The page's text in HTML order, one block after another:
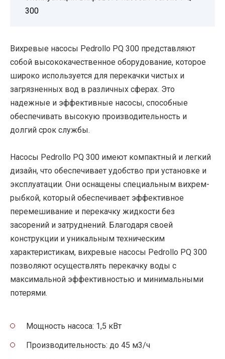
300
Вихревые насосы Pedrollo PQ 300 представляют
собой высококачественное оборудование, которое
широко используется для перекачки чистых и
загрязненных вод в различных сферах. Это
надежные и эффективные насосы, способные
обеспечивать высокую производительность и
долгий срок службы.
Насосы Pedrollo PQ 300 имеют компактный и легкий
дизайн, что обеспечивает удобство при установке и
эксплуатации. Они оснащены специальным вихрем-
рыбкой, который обеспечивает эффективное
перемешивание и перекачку жидкости без
засорений и затруднений. Благодаря своей
конструкции и уникальным техническим
характеристикам, вихревые насосы Pedrollo PQ 300
позволяют осуществлять перекачку воды с
максимальной эффективностью и минимальными
потерями.
Мощность насоса: 1,5 кВт
Производительность: до 45 м3/ч